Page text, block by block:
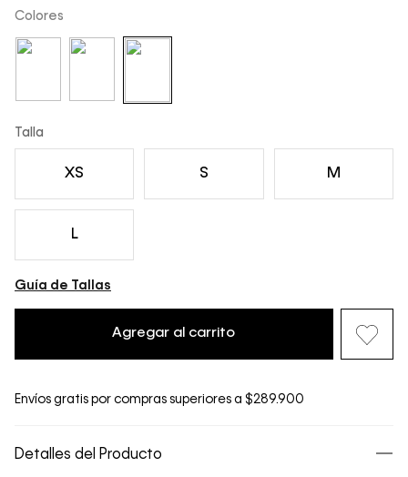
Colores
Talla
XS S M
L
Guía de Tallas
Agregar al carrito
Envíos gratis por compras superiores a $289.900
Detalles del Producto